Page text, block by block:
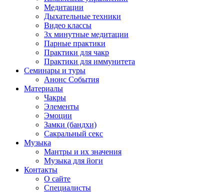
Медитации
Дыхательные техники
Видео классы
3х минутные медитации
Парные практики
Практики для чакр
Практики для иммунитета
Семинары и туры
Анонс События
Материалы
Чакры
Элементы
Эмоции
Замки (бандхи)
Сакральный секс
Музыка
Мантры и их значения
Музыка для йоги
Контакты
О сайте
Специалисты